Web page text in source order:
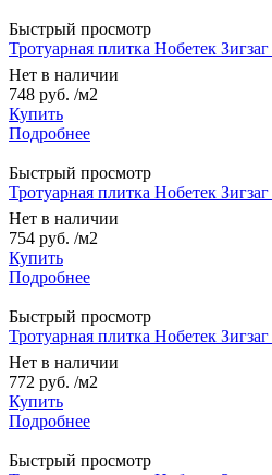
Быстрый просмотр
Тротуарная плитка Нобетек
Нет в наличии
748 руб. /м2
Купить
Подробнее
Быстрый просмотр
Тротуарная плитка Нобетек
Нет в наличии
754 руб. /м2
Купить
Подробнее
Быстрый просмотр
Тротуарная плитка Нобетек
Нет в наличии
772 руб. /м2
Купить
Подробнее
Быстрый просмотр